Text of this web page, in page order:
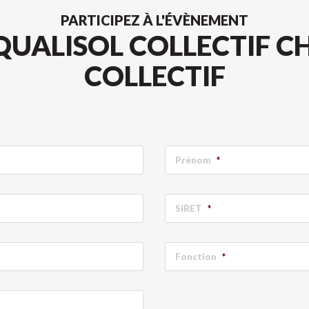
PARTICIPEZ À L'ÉVÈNEMENT
COLLECTIF
COLLECTIF
Prénom *
SIRET *
Fonction *